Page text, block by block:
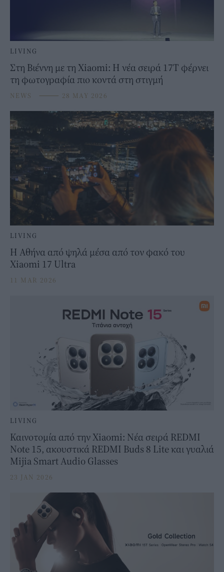
LIVING
Στη Βιέννη με τη Xiaomi: Η νέα σειρά 17T φέρνει
τη φωτογραφία πιο κοντά στη στιγμή
NEWS ⸻ 28 MAY 2026
LIVING
Η Αθήνα από ψηλά μέσα από τον φακό του
Xiaomi 17 Ultra
11 MAR 2026
LIVING
Καινοτομία από την Xiaomi: Νέα σειρά REDMI
Note 15, ακουστικά REDMI Buds 8 Lite και γυαλιά
Mijia Smart Audio Glasses
23 JAN 2026